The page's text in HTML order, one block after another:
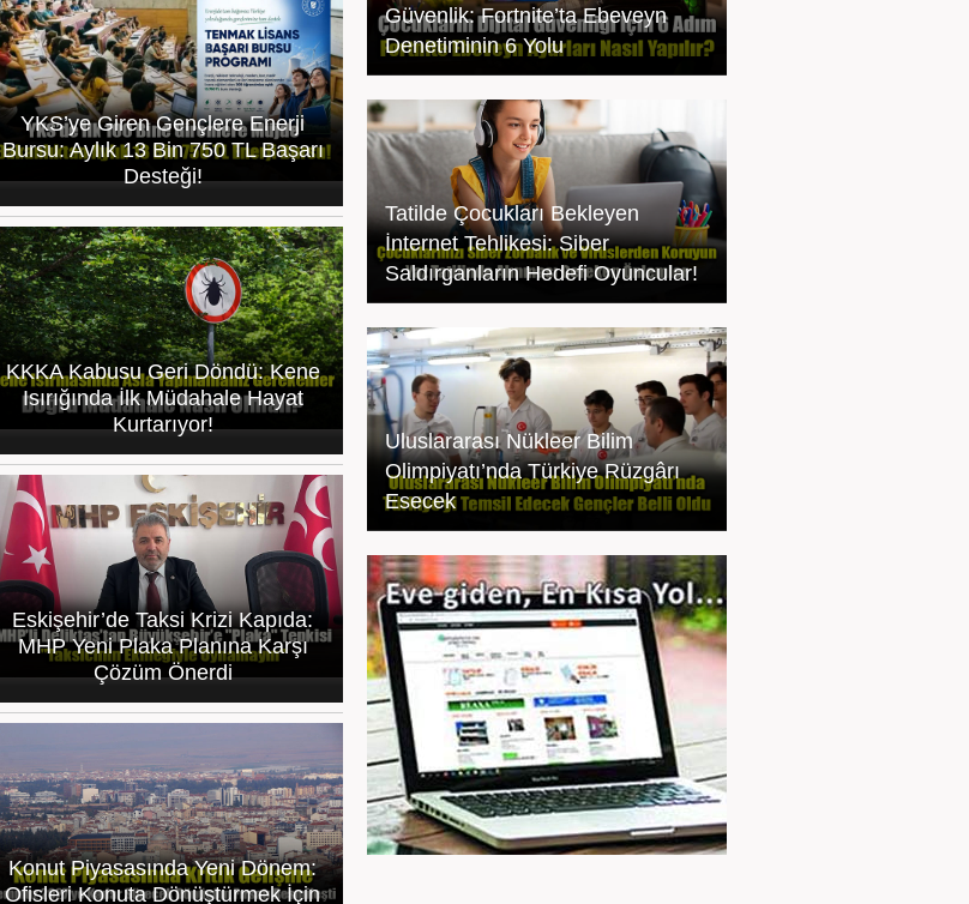
YKS’ye Giren Gençlere Enerji
Bursu: Aylık 13 Bin 750 TL Başarı
Desteği!
KKKA Kabusu Geri Döndü: Kene
Isırığında İlk Müdahale Hayat
Kurtarıyor!
Eskişehir’de Taksi Krizi Kapıda:
MHP Yeni Plaka Planına Karşı
Çözüm Önerdi
Konut Piyasasında Yeni Dönem:
Ofisleri Konuta Dönüştürmek İçin
Güvenlik: Fortnite’ta Ebeveyn
Denetiminin 6 Yolu
Tatilde Çocukları Bekleyen
İnternet Tehlikesi: Siber
Saldırganların Hedefi Oyuncular!
Uluslararası Nükleer Bilim
Olimpiyatı’nda Türkiye Rüzgârı
Esecek